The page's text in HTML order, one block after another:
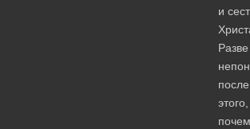
и
Разве
после
этого,